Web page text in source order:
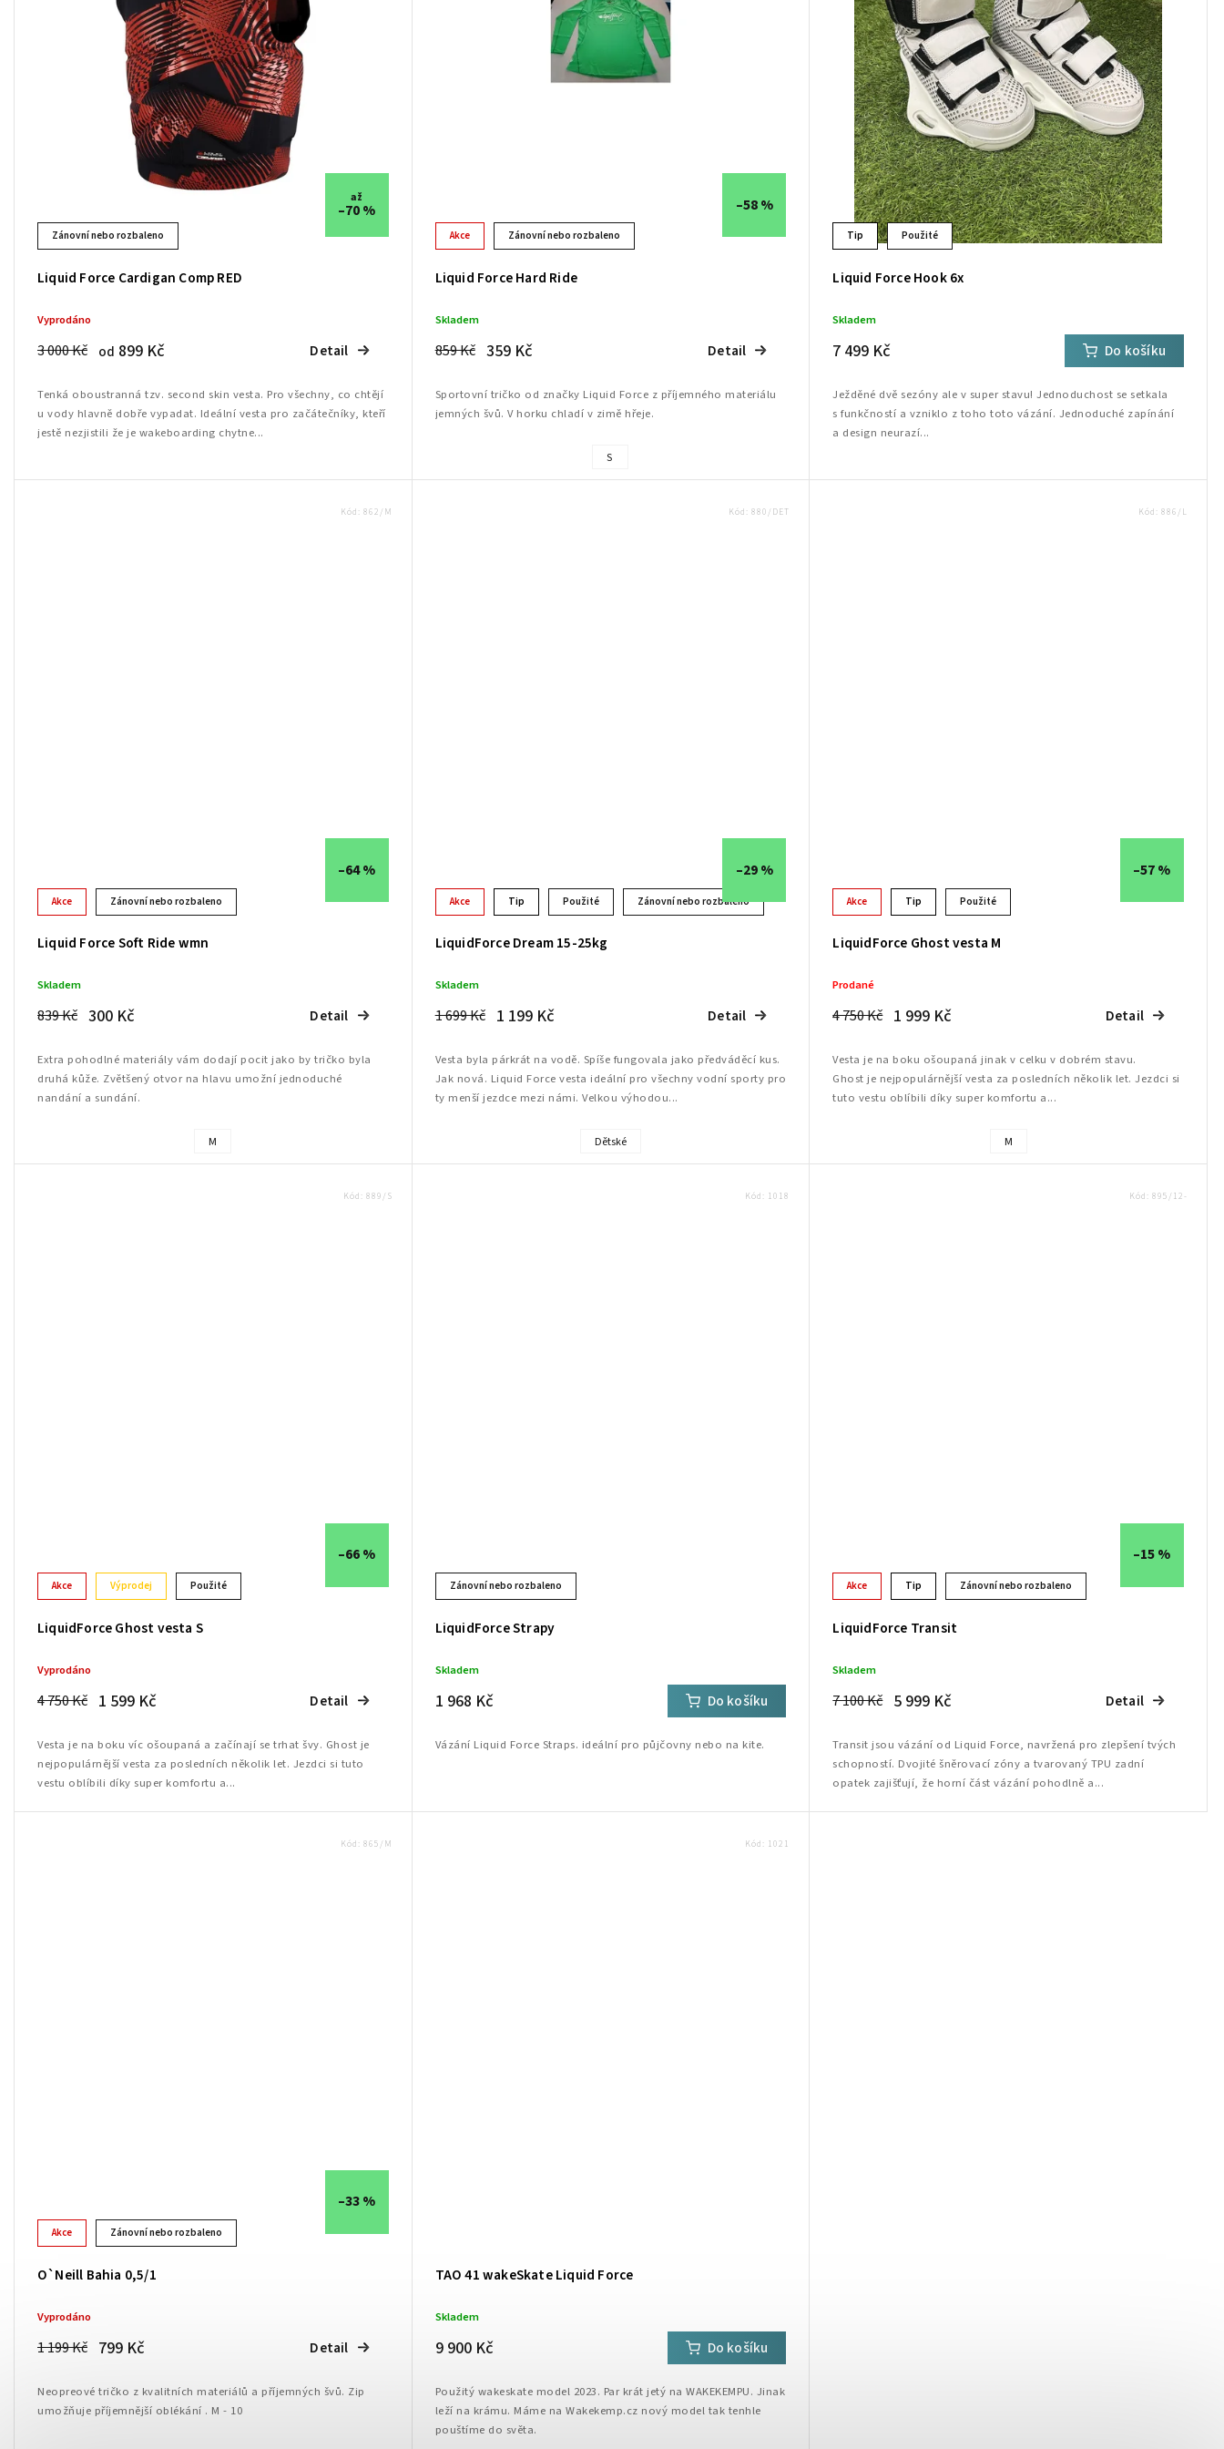
Zánovní nebo rozbaleno
až
–70 %
Liquid Force Cardigan Comp RED
Vyprodáno
3 000 Kč od 899 Kč Detail
Tenká oboustranná tzv. second skin vesta. Pro všechny, co chtějí
u vody hlavně dobře vypadat. Ideální vesta pro začátečníky, kteří
jestě nezjistili že je wakeboarding chytne...
Akce Zánovní nebo rozbaleno
–58 %
Liquid Force Hard Ride
Skladem
859 Kč 359 Kč Detail
Sportovní tričko od značky Liquid Force z příjemného materiálu
jemných švů. V horku chladí v zimě hřeje.
S
Tip Použité
Liquid Force Hook 6x
Skladem
7 499 Kč Do košíku
Ježděné dvě sezóny ale v super stavu! Jednoduchost se setkala
s funkčností a vzniklo z toho toto vázání. Jednoduché zapínání
a design neurazí...
Akce Zánovní nebo rozbaleno
–64 %
Liquid Force Soft Ride wmn
Skladem
839 Kč 300 Kč Detail
Extra pohodlné materiály vám dodají pocit jako by tričko byla
druhá kůže. Zvětšený otvor na hlavu umožní jednoduché
nandání a sundání.
M
Kód: 862/M
Akce Tip Použité Zánovní nebo rozbaleno
–29 %
LiquidForce Dream 15-25kg
Skladem
1 699 Kč 1 199 Kč Detail
Vesta byla párkrát na vodě. Spíše fungovala jako předváděcí kus.
Jak nová. Liquid Force vesta ideální pro všechny vodní sporty pro
ty menší jezdce mezi námi. Velkou výhodou...
Dětské
Kód:880/DET
Akce Tip Použité
–57 %
LiquidForce Ghost vesta M
Prodané
4 750 Kč 1 999 Kč Detail
Vesta je na boku ošoupaná jinak v celku v dobrém stavu.
Ghost je nejpopulárnější vesta za posledních několik let. Jezdci si
tuto vestu oblíbili díky super komfortu a...
M
Kód: 886/L
Akce Výprodej Použité
–66 %
LiquidForce Ghost vesta S
Vyprodáno
4 750 Kč 1 599 Kč Detail
Vesta je na boku víc ošoupaná a začínají se trhat švy. Ghost je
nejpopulárnější vesta za posledních několik let. Jezdci si tuto
vestu oblíbili díky super komfortu a...
Kód: 889/S
Zánovní nebo rozbaleno
LiquidForce Strapy
Skladem
1 968 Kč Do košíku
Vázání Liquid Force Straps. ideální pro půjčovny nebo na kite.
Kód: 1018
Akce Tip Zánovní nebo rozbaleno
–15 %
LiquidForce Transit
Skladem
7 100 Kč 5 999 Kč Detail
Transit jsou vázání od Liquid Force, navržená pro zlepšení tvých
schopností. Dvojité šněrovací zóny a tvarovaný TPU zadní
opatek zajišťují, že horní část vázání pohodlně a...
Kód: 895/12-
Akce Zánovní nebo rozbaleno
–33 %
O`Neill Bahia 0,5/1
Vyprodáno
1 199 Kč 799 Kč Detail
Neopreové tričko z kvalitních materiálů a příjemných švů. Zip
umožňuje příjemnější oblékání . M - 10
Kód: 865/M
TAO 41 wakeSkate Liquid Force
Skladem
9 900 Kč Do košíku
Použitý wakeskate model 2023. Par krát jetý na WAKEKEMPU. Jinak
leží na krámu. Máme na Wakekemp.cz nový model tak tenhle
pouštíme do světa.
Kód: 1021